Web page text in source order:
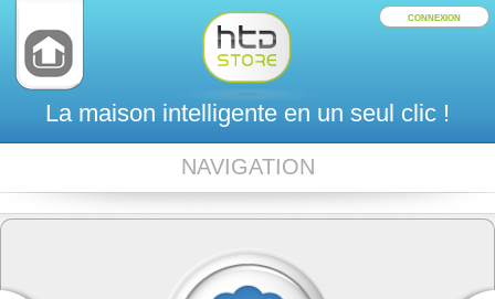
La maison intelligente en un seul clic !
CONNEXION
NAVIGATION